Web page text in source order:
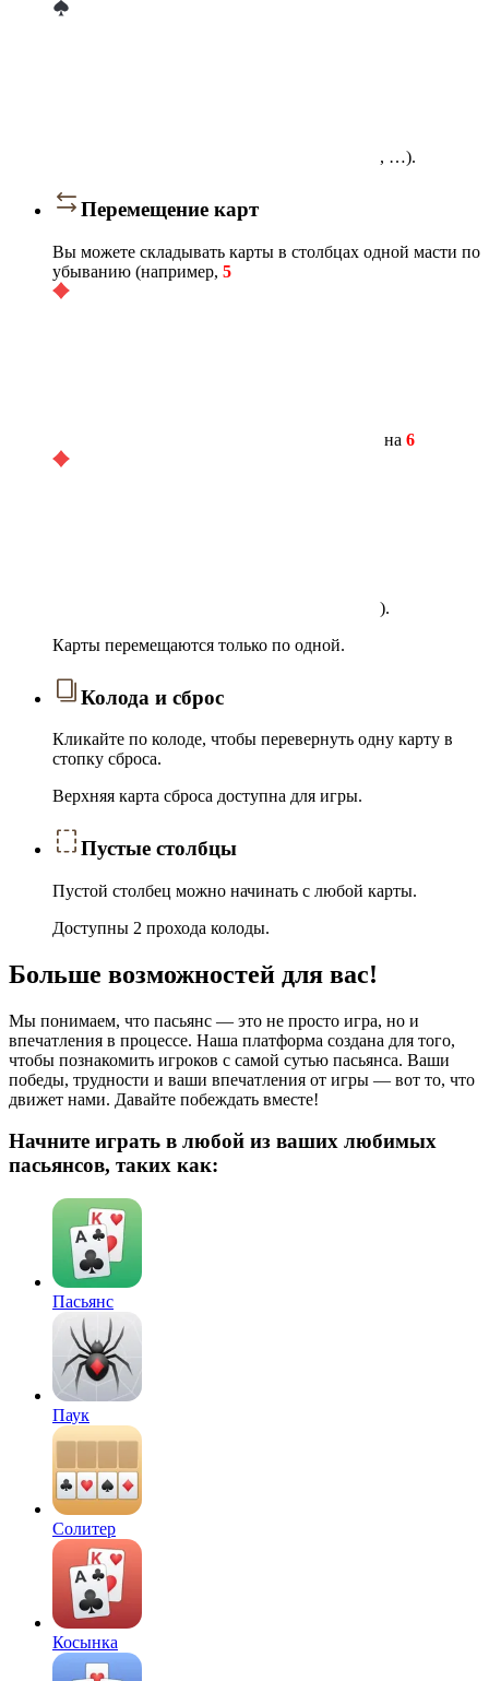
, …).
Перемещение карт
Вы можете складывать карты в столбцах одной масти по
убыванию (например, 5
на 6
).
Карты перемещаются только по одной.
Колода и сброс
Кликайте по колоде, чтобы перевернуть одну карту в
стопку сброса.
Верхняя карта сброса доступна для игры.
Пустые столбцы
Пустой столбец можно начинать с любой карты.
Доступны 2 прохода колоды.
Больше возможностей для вас!
Мы понимаем, что пасьянс — это не просто игра, но и
впечатления в процессе. Наша платформа создана для того,
чтобы познакомить игроков с самой сутью пасьянса. Ваши
победы, трудности и ваши впечатления от игры — вот то, что
движет нами. Давайте побеждать вместе!
Начните играть в любой из ваших любимых
пасьянсов, таких как:
Пасьянс
Паук
Солитер
Косынка